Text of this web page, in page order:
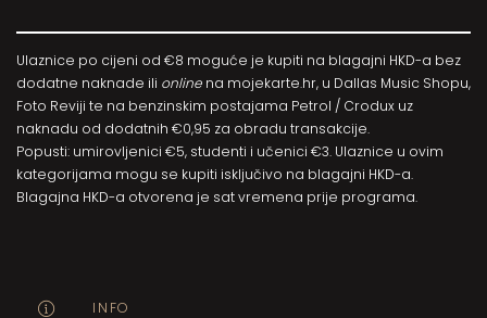
Ulaznice po cijeni od €8 moguće je kupiti na blagajni HKD-a bez
dodatne naknade ili online na mojekarte.hr, u Dallas Music Shopu,
Foto Reviji te na benzinskim postajama Petrol / Crodux uz
naknadu od dodatnih €0,95 za obradu transakcije.
Popusti: umirovljenici €5, studenti i učenici €3. Ulaznice u ovim
kategorijama mogu se kupiti isključivo na blagajni HKD-a.
Blagajna HKD-a otvorena je sat vremena prije programa.
INFO